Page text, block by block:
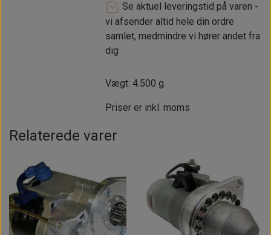
Se aktuel leveringstid på varen -
vi afsender altid hele din ordre
samlet, medmindre vi hører andet fra
dig
Vægt: 4.500 g.
Priser er inkl. moms
Relaterede varer